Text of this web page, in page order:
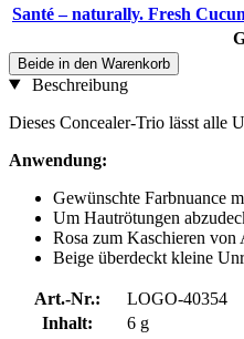
Santé – naturally. Fresh
Beide in den Warenkorb
Beschreibung
Dieses Concealer-Trio lässt alle
Anwendung:
Gewünschte Farbnuance
Um Hautrötungen
Rosa zum Kaschieren von
Beige überdeckt kleine
Art.-Nr.:
LOGO-40354
Inhalt:
6 g